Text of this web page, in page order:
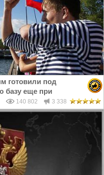
готовили под
базу еще при
140 802 3 338